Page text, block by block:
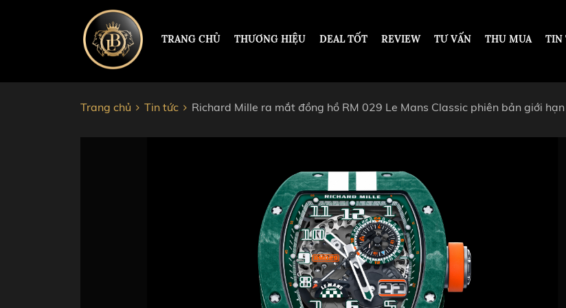
TRANG CHỦ THƯƠNG HIỆU
ĐỒNG HỒ HERMLE PAUL DESIGN
HUBLOT
AUDEMARS PIGUET
CHOPARD
CARTIER
DƯỚI 200
DEAL TỐT REVIEW TƯ VẤN THU MUA TIN
Trang chủ Tin tức Richard Mille ra mắt đồng hồ RM 029 Le Mans Classic phiên bản giới